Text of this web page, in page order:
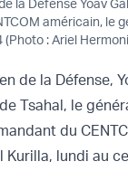
la Défense Yoav
américain, le
(Photo : Ariel
de la Défense,
Tsahal, le
du
Kurilla, lundi au